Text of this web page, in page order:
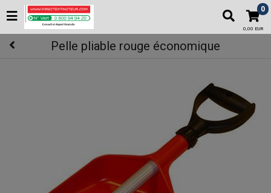
0
0,00 EUR
Pelle pliable rouge économique